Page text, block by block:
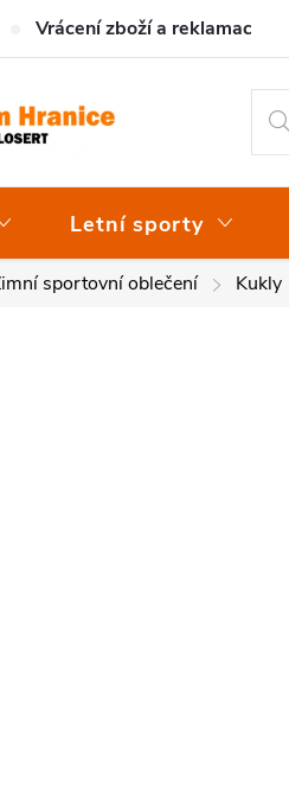
Vrácení zboží a reklamace
Letní sporty
sportovní oblečení Kukly